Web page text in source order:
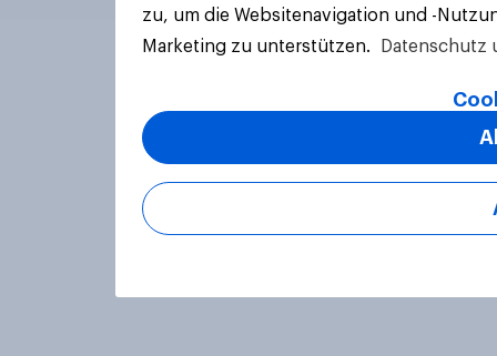
zu, um die Websitenavigation und -
Marketing zu unterstützen.
Datenschutz